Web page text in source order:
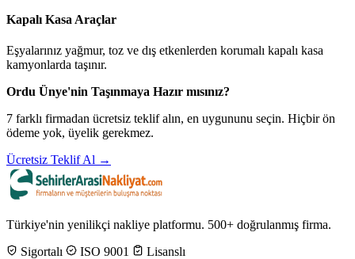
Kapalı Kasa Araçlar
Eşyalarınız yağmur, toz ve dış etkenlerden korumalı kapalı kasa
kamyonlarda taşınır.
Ordu Ünye'nin Taşınmaya Hazır mısınız?
7 farklı firmadan ücretsiz teklif alın, en uygununu seçin. Hiçbir ön
ödeme yok, üyelik gerekmez.
Ücretsiz Teklif Al →
Türkiye'nin yenilikçi nakliye platformu. 500+ doğrulanmış firma.
Sigortalı
ISO 9001 Lisanslı